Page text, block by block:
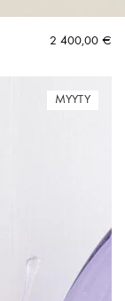
2 400,00 €
MYYTY